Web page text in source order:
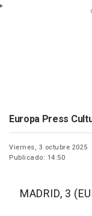
Europa Press
Viernes, 3 octubre 2025
Publicado: 14:50
MADRID, 3